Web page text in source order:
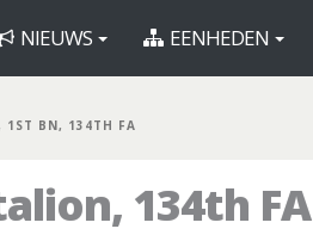
NIEUWS EENHEDEN
1ST BN, 134TH FA
134th FA